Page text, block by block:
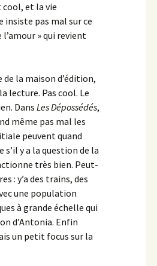
cool, et la vie
pas mal sur ce
l’amour » qui revient
la maison d’édition,
lecture. Pas cool. Le
Dans Les Dépossédés,
même pas mal les
peuvent quand
y a la question de la
très bien. Peut-
: y’a des trains, des
une population
à grande échelle qui
d’Antonia. Enfin
un petit focus sur la